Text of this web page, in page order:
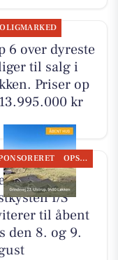
6 over dyreste
til salg i
Priser op
kr
OPSLAGSTAVLEN
I/S
til åbent
den 8. og 9.